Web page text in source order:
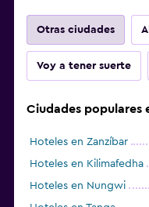
Otras ciudades
Voy a tener suerte
Ciudades populares
Hoteles en Zanzíbar
Hoteles en Kilimafedha
Hoteles en Nungwi